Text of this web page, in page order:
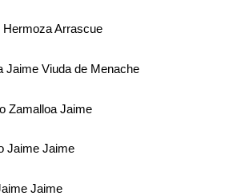
Hermoza Arrascue
Jaime Viuda de Menache
Zamalloa Jaime
Jaime Jaime
Jaime